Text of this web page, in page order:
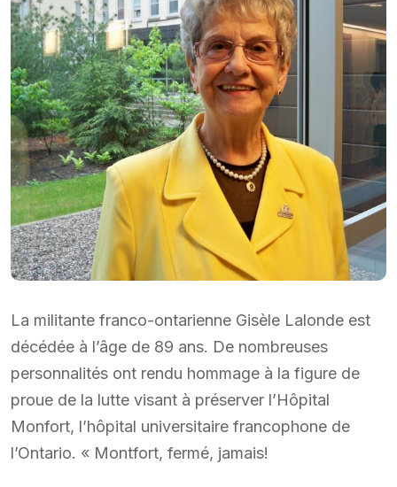
La militante franco-ontarienne Gisèle Lalonde est
décédée à l’âge de 89 ans. De nombreuses
personnalités ont rendu hommage à la figure de
proue de la lutte visant à préserver l’Hôpital
Monfort, l’hôpital universitaire francophone de
l’Ontario. « Montfort, fermé, jamais!